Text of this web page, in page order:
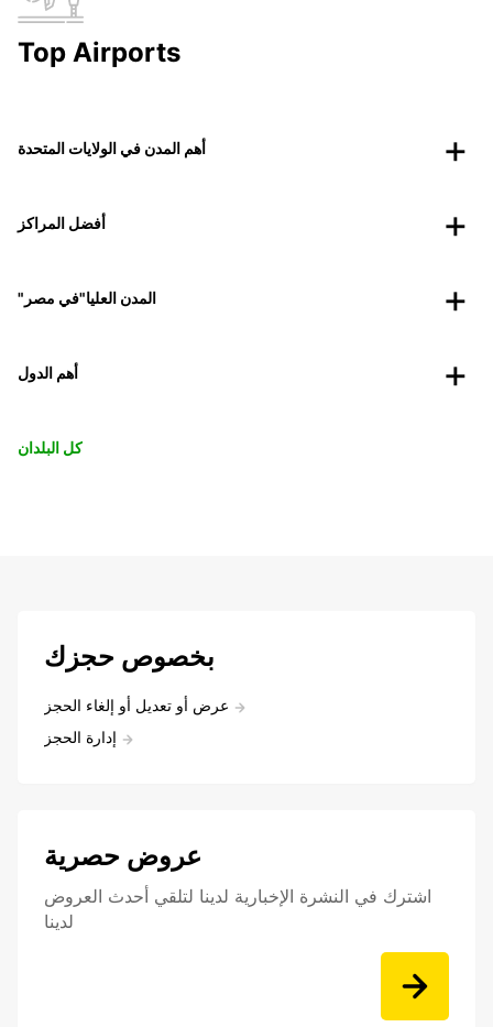
Top Airports
أهم المدن في الولايات المتحدة
أفضل المراكز
"المدن العليا"في مصر
أهم الدول
كل البلدان
بخصوص حجزك
عرض أو تعديل أو إلغاء الحجز
إدارة الحجز
عروض حصرية
اشترك في النشرة الإخبارية لدينا لتلقي أحدث العروض
لدينا